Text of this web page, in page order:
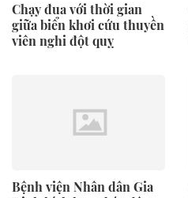
Chạy đua với thời gian
giữa biển khơi cứu thuyền
viên nghi đột quỵ
Bệnh viện Nhân dân Gia